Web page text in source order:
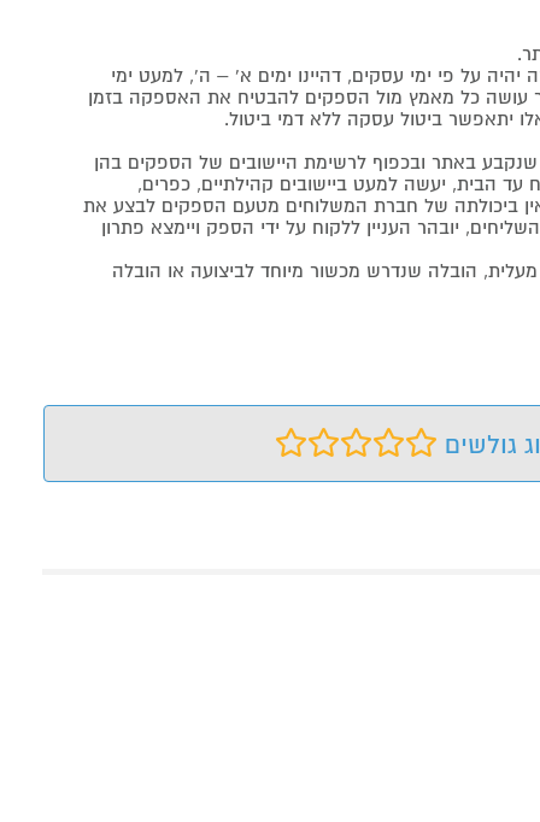
על פי ימי עסקים, דהיינו ימים א' – ה', למעט ימי
עושה כל מאמץ מול הספקים להבטיח את האספקה בזמן
יתאפשר ביטול עסקה ללא דמי ביטול.
באתר ובכפוף לרשימת היישובים של הספקים בהן
עד הבית, יעשה למעט ביישובים קהילתיים, כפרים,
ואין ביכולתה של חברת המשלוחים מטעם הספקים לבצע את
יובהר העניין ללקוח על ידי הספק ויימצא פתרון
הובלה שנדרש מכשור מיוחד לביצועה או הובלה
גולשים